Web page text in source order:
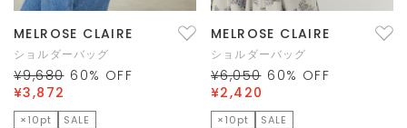
MELROSE CLAIRE
ショルダーバッグ
¥9,680 60% OFF
¥3,872
×10pt SALE
MELROSE CLAIRE
ショルダーバッグ
¥6,050 60% OFF
¥2,420
×10pt SALE